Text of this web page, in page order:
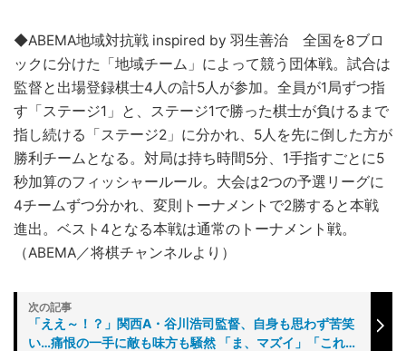
◆ABEMA地域対抗戦 inspired by 羽生善治 全国を8ブロ
ックに分けた「地域チーム」によって競う団体戦。試合は
監督と出場登録棋士4人の計5人が参加。全員が1局ずつ指
す「ステージ1」と、ステージ1で勝った棋士が負けるまで
指し続ける「ステージ2」に分かれ、5人を先に倒した方が
勝利チームとなる。対局は持ち時間5分、1手指すごとに5
秒加算のフィッシャールール。大会は2つの予選リーグに
4チームずつ分かれ、変則トーナメントで2勝すると本戦
進出。ベスト4となる本戦は通常のトーナメント戦。
（ABEMA／将棋チャンネルより）
「ええ～！？」関西A・谷川浩司監督、自身も思わず苦笑
い…痛恨の一手に敵も味方も騒然 「ま、マズイ」「これは